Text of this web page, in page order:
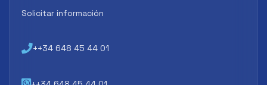
Solicitar información
++34 648 45 44 01